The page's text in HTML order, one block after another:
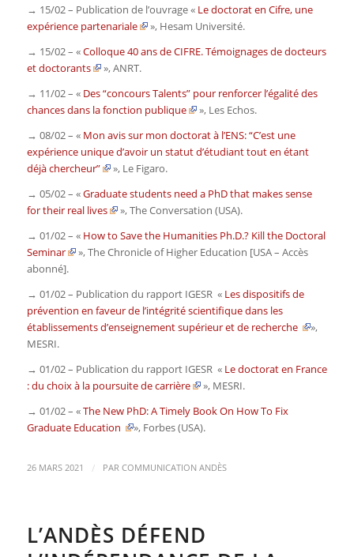
→ 15/02 – Publication de l’ouvrage « Le doctorat en Cifre, une
expérience partenariale
», Hesam Université.
→ 15/02 – «Colloque 40 ans de CIFRE. Témoignages de docteurs
et doctorants
»,ANRT.
→ 11/02 – « Des “concours Talents” pour renforcer l’égalité des
chances dans la fonction publique
», Les Echos.
→ 08/02 – « Mon avis sur mon doctorat à l’ENS: “C’est une
expérience unique d’avoir un statut d’étudiant tout en étant
déjà chercheur”
», Le Figaro.
→ 05/02 – «Graduate students need a PhD that makes sense
for their real lives
»,The Conversation(USA).
→ 01/02 – « How to Save the Humanities Ph.D.? Kill the Doctoral
Seminar
»,The Chronicle of Higher Education [USA – Accès
abonné].
→ 01/02 – Publication du rapport IGESR « Les dispositifs de
prévention en faveur de l’intégrité scientifique dans les
établissements d’enseignement supérieur et de recherche
»,
MESRI.
→ 01/02 – Publication du rapport IGESR « Le doctorat en France
: du choix à la poursuite de carrière
», MESRI.
→ 01/02 – «The New PhD: A Timely Book On How To Fix
Graduate Education
», Forbes(USA).
26 MARS 2021 / PAR COMMUNICATION ANDÈS
L’ANDÈS DÉFEND